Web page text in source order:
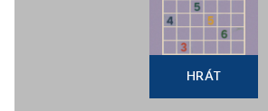
HRÁT